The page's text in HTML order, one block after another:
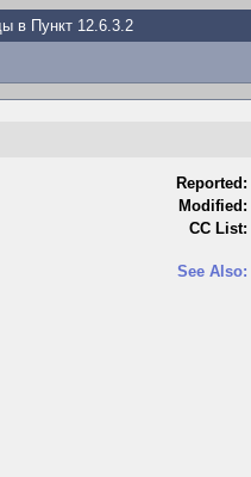
в Пункт 12.6.3.2
Reported:
Modified:
CC List:
See Also: